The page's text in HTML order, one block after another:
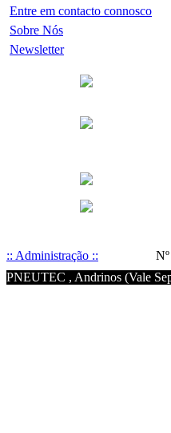
Entre em contacto connosco
Sobre Nós
Newsletter
:: Administração ::
PNEUTEC , Andrinos (Vale